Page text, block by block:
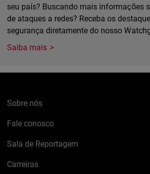
seu país? Buscando mais informações
de ataques a redes? Receba os
segurança diretamente do nosso
Saiba mais
Sobre nós
Fale conosco
Sala de Reportagem
Carreiras